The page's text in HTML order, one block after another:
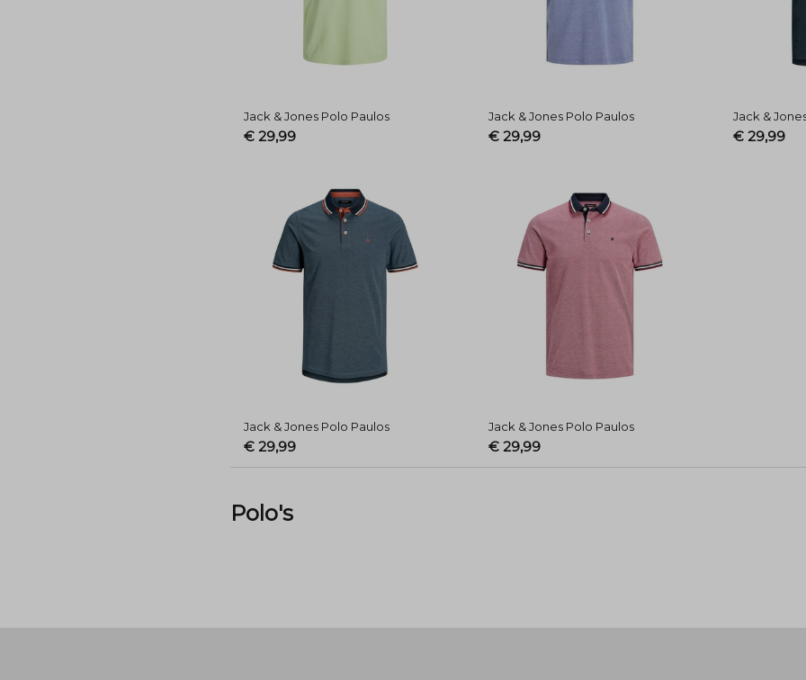
Jack & Jones Polo Paulos
€ 29,99
Jack & Jones Polo Paulos
€ 29,99
Jack &
€ 29,99
Jack & Jones Polo Paulos
€ 29,99
Jack & Jones Polo Paulos
€ 29,99
Polo's